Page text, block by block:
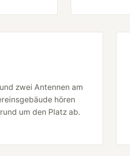
zwei Antennen am
hören
um den Platz ab.